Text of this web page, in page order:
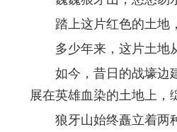
踏上这片红色的土地，
多少年来，这片土地从
如今，昔日的战壕边建
展在英雄血染的土地上，
狼牙山始终矗立着两种